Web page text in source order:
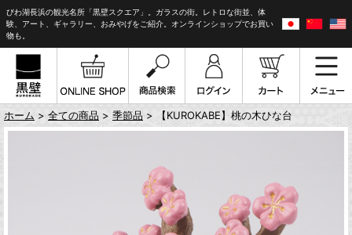
びわ湖長浜の観光名所「黒壁スクエア」。ガラスの街。レトロな街並、体
験、アート、ギャラリー、おみやげをご紹介。オンラインショップでお買い
物も。
ホーム > 全ての商品 > 季節品 > 【KUROKABE】桃の木ひな台